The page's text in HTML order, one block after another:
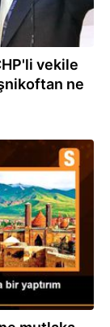
vekile
ne